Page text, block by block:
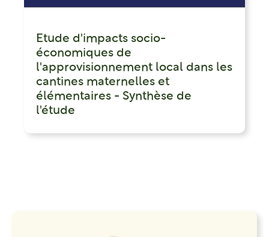
Etude d'impacts socio-
économiques de
l'approvisionnement local dans les
cantines maternelles et
élémentaires - Synthèse de
l'étude